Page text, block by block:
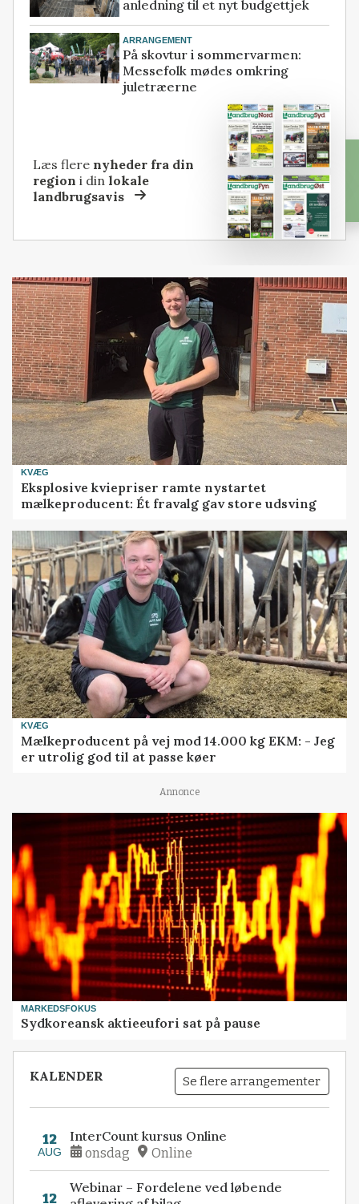
anledning til et nyt budgettjek
ARRANGEMENT
På skovtur i sommervarmen:
Messefolk mødes omkring
juletræerne
Læs flere nyheder fra din
region i dinlokale
landbrugsavis
KVÆG
Eksplosive kviepriser ramte nystartet
mælkeproducent: Ét fravalg gav store udsving
KVÆG
Mælkeproducent på vej mod 14.000 kg EKM: - Jeg
er utrolig god til at passe køer
Annonce
MARKEDSFOKUS
Sydkoreansk aktieeufori sat på pause
KALENDER Se flere arrangementer
12
AUG
InterCount kursus Online
onsdag Online
12
Webinar – Fordelene ved løbende